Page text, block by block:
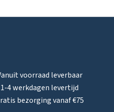
voorraad leverbaar
1-4 werkdagen levertijd
bezorging vanaf €75